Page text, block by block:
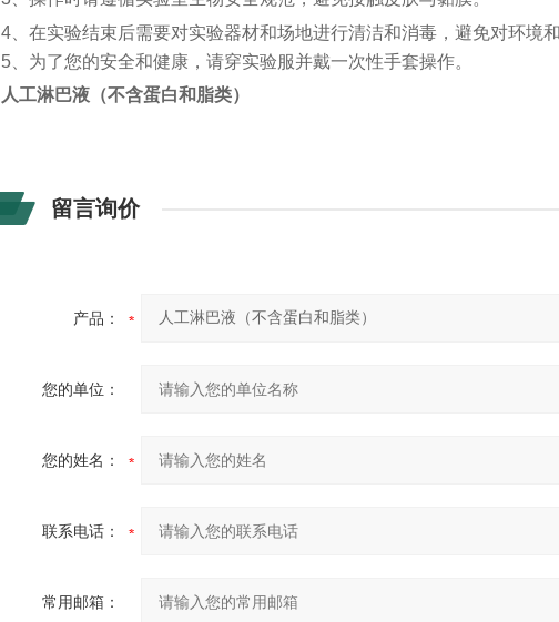
4、在实验结束后需要对实验器材和场地进行清洁和消毒，避免对环境
5、为了您的安全和健康，请穿实验服并戴一次性手套操作。
人工淋巴液（不含蛋白和脂类）
留言询价
产品：
您的单位：
您的姓名：
联系电话：
常用邮箱：